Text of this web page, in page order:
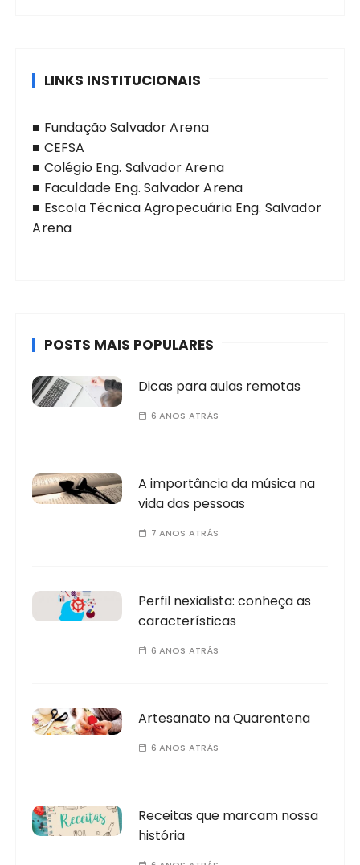
LINKS INSTITUCIONAIS
■ Fundação Salvador Arena
■ CEFSA
■ Colégio Eng. Salvador Arena
■ Faculdade Eng. Salvador Arena
■ Escola Técnica Agropecuária Eng. Salvador
Arena
POSTS MAIS POPULARES
Dicas para aulas remotas
6 ANOS ATRÁS
A importância da música na
vida das pessoas
7 ANOS ATRÁS
Perfil nexialista: conheça as
características
6 ANOS ATRÁS
Artesanato na Quarentena
6 ANOS ATRÁS
Receitas que marcam nossa
história